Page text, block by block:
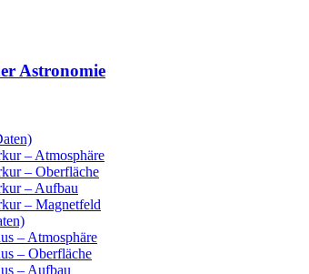
Astronomie
– Atmosphäre
– Oberfläche
– Aufbau
– Magnetfeld
– Atmosphäre
– Oberfläche
– Aufbau